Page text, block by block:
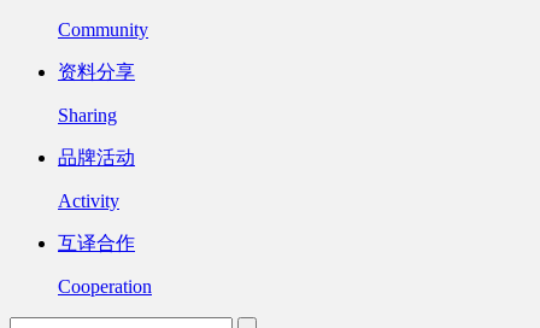
Community
资料分享
Sharing
品牌活动
Activity
互译合作
Cooperation